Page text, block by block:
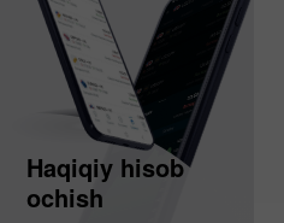
Haqiqiy hisob
ochish